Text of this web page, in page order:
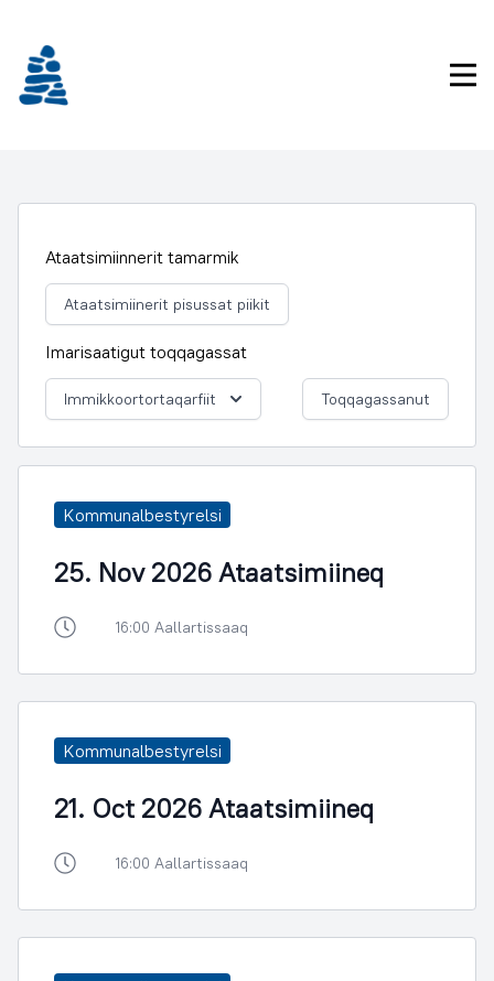
Ataatsimiinnerit tamarmik
Ataatsimiinerit pisussat piikit
Imarisaatigut toqqagassat
Immikkoortortaqarfiit Toqqagassanut
Kommunalbestyrelsi
25. Nov 2026 Ataatsimiineq
16:00 Aallartissaaq
Kommunalbestyrelsi
21. Oct 2026 Ataatsimiineq
16:00 Aallartissaaq